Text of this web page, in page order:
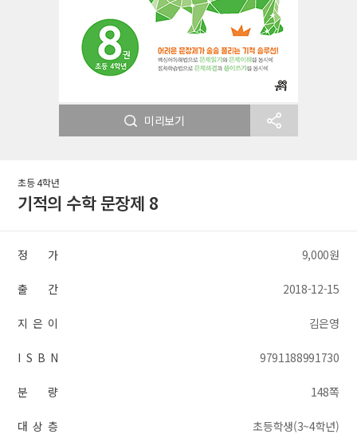
미리보기
초등 4학년
기적의 수학 문장제 8
정 가 9,000원
출 간 2018-12-15
지 은 이 김은영
I S B N 9791188991730
분 량 148쪽
대 상 층 초등학생(3~4학년)